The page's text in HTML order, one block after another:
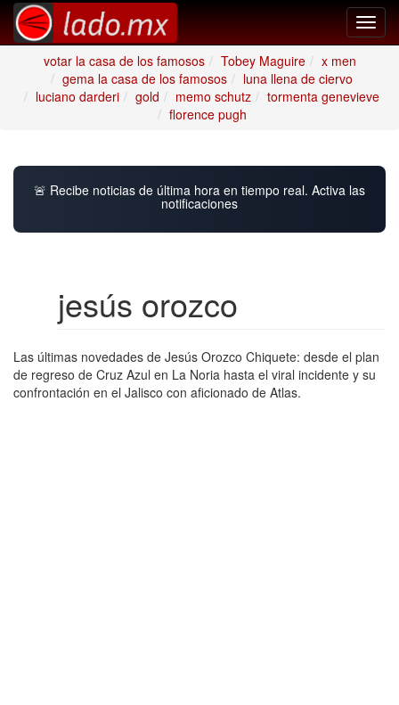
votar la casa de los famosos
Tobey Maguire
x men
gema la casa de los famosos
luna llena de ciervo
luciano darderi
gold memo schutz
tormenta genevieve
florence pugh
🚨 Recibe noticias de última hora en tiempo real. Activa las
notificaciones
jesús orozco
Las últimas novedades de Jesús Orozco Chiquete: desde el plan
de regreso de Cruz Azul en La Noria hasta el viral incidente y su
confrontación en el Jalisco con aficionado de Atlas.